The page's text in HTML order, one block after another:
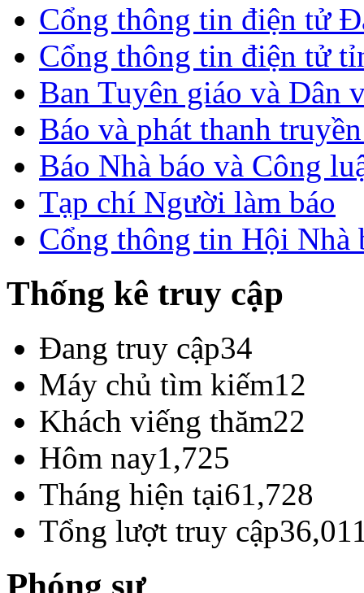
Cổng thông tin điện tử
Cổng thông tin điện tử
Ban Tuyên giáo và Dân
Báo và phát thanh
Báo Nhà báo và Công
Tạp chí Người làm báo
Cổng thông tin Hội Nhà
Thống kê truy cập
Đang truy cập34
Máy chủ tìm kiếm12
Khách viếng thăm22
Hôm nay1,725
Tháng hiện tại61,728
Tổng lượt truy cập
Phóng sự